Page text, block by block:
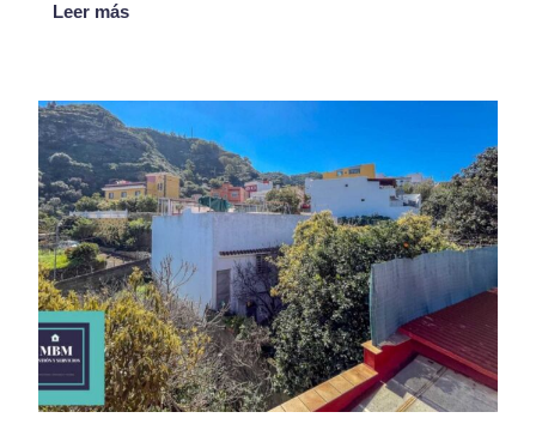
Leer más